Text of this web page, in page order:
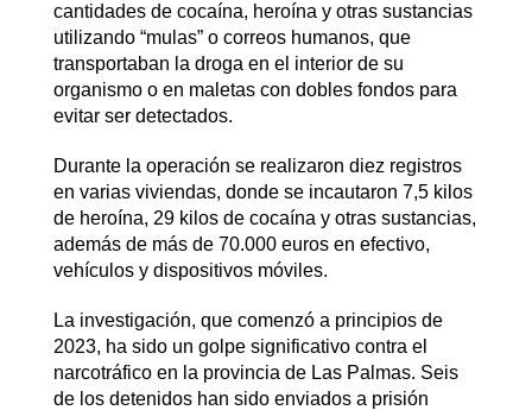
cantidades de cocaína, heroína y otras sustancias
utilizando “mulas” o correos humanos, que
transportaban la droga en el interior de su
organismo o en maletas con dobles fondos para
evitar ser detectados.
Durante la operación se realizaron diez registros
en varias viviendas, donde se incautaron 7,5 kilos
de heroína, 29 kilos de cocaína y otras sustancias,
además de más de 70.000 euros en efectivo,
vehículos y dispositivos móviles.
La investigación, que comenzó a principios de
2023, ha sido un golpe significativo contra el
narcotráfico en la provincia de Las Palmas. Seis
de los detenidos han sido enviados a prisión